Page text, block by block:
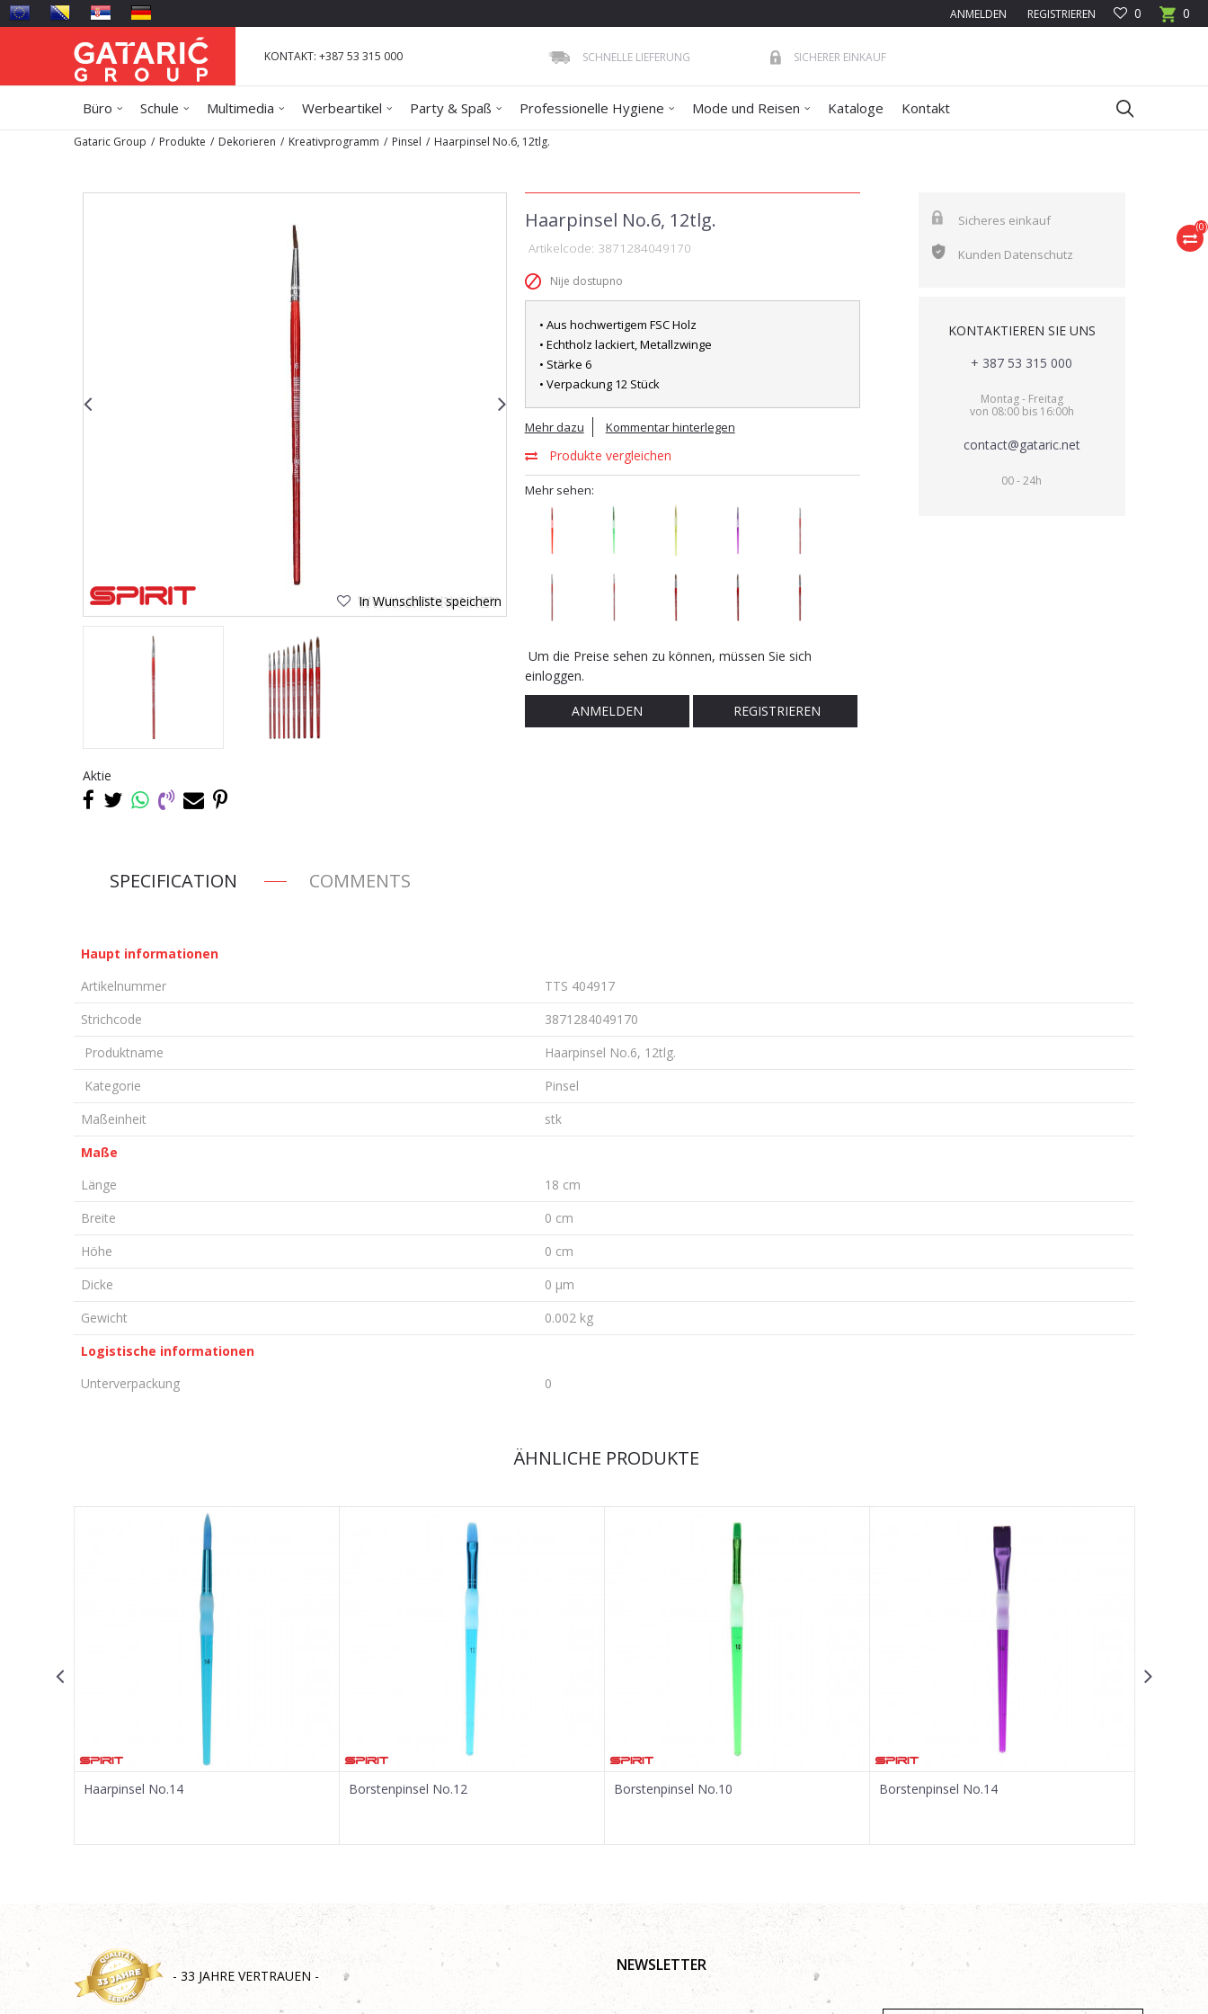
0
0
ANMELDEN REGISTRIEREN
KONTAKT: +387 53 315 000 SCHNELLE LIEFERUNG SICHERER EINKAUF
Büro Schule Multimedia Werbeartikel Party & Spaß Professionelle Hygiene Mode und Reisen Kataloge Kontakt
(0)
Gataric Group Produkte Dekorieren Kreativprogramm Pinsel Haarpinsel No.6, 12tlg.
In Wunschliste speichern
Aktie
Haarpinsel No.6, 12tlg.
Artikelcode: 3871284049170
Nije dostupno
• Aus hochwertigem FSC Holz
• Echtholz lackiert, Metallzwinge
• Stärke 6
• Verpackung 12 Stück
Mehr dazu Kommentar hinterlegen
Produkte vergleichen
Mehr sehen:
Um die Preise sehen zu können, müssen Sie sich
einloggen.
ANMELDEN REGISTRIEREN
Sicheres einkauf
Kunden Datenschutz
KONTAKTIEREN SIE UNS
+ 387 53 315 000
Montag - Freitag
von 08:00 bis 16:00h
contact@gataric.net
00 - 24h
SPECIFICATION COMMENTS
Haupt informationen
Artikelnummer
TTS 404917
Strichcode
3871284049170
Produktname
Haarpinsel No.6, 12tlg.
Kategorie
Pinsel
Maßeinheit
stk
Maße
Länge
18 cm
Breite
0 cm
Höhe
0 cm
Dicke
0 µm
Gewicht
0.002 kg
Logistische informationen
Unterverpackung
0
ÄHNLICHE PRODUKTE
Haarpinsel No.14 Borstenpinsel No.12 Borstenpinsel No.10 Borstenpinsel No.14
- 33 JAHRE VERTRAUEN -
NEWSLETTER